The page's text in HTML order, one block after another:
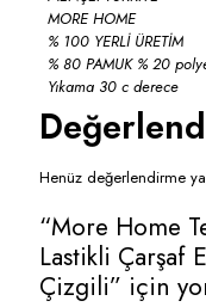
MORE HOME
% 100 YERLİ ÜRETİM
% 80 PAMUK % 20
Yıkama 30 c derece
Henüz değerlendirme
“More Home
Lastikli Çarşaf
Çizgili” için